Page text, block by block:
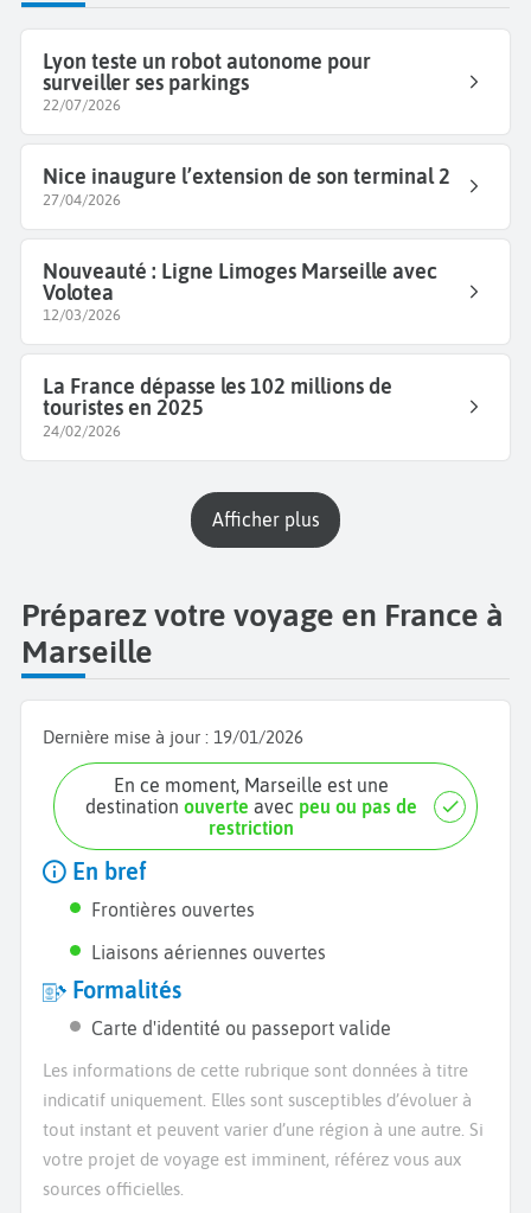
Lyon teste un robot autonome pour
surveiller ses parkings
22/07/2026
Nice inaugure l’extension de son terminal 2
27/04/2026
Nouveauté : Ligne Limoges Marseille avec
Volotea
12/03/2026
La France dépasse les 102 millions de
touristes en 2025
24/02/2026
Afficher plus
Préparez votre voyage en France à
Marseille
Dernière mise à jour : 19/01/2026
En ce moment, Marseille est une
destinationouverte avec peu ou pas de
restriction
En bref
Frontières ouvertes
Liaisons aériennes ouvertes
Formalités
Carte d'identité ou passeport valide
Les informations de cette rubrique sont données à titre
indicatif uniquement. Elles sont susceptibles d’évoluer à
tout instant et peuvent varier d’une région à une autre. Si
votre projet de voyage est imminent, référez vous aux
sources officielles.